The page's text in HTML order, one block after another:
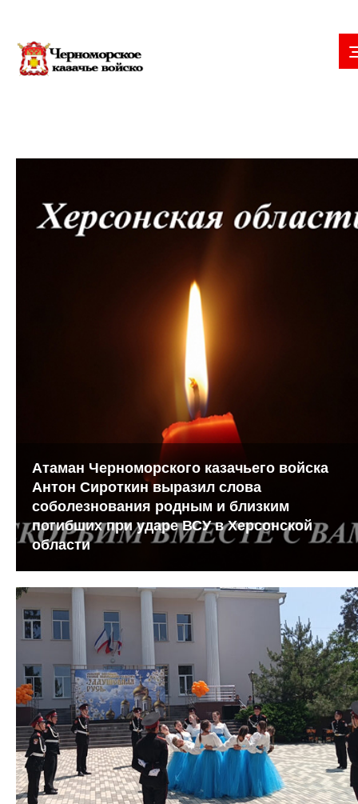
Атаман Черноморского казачьего войска
Антон Сироткин выразил слова
соболезнования родным и близким
погибших при ударе ВСУ в Херсонской
области